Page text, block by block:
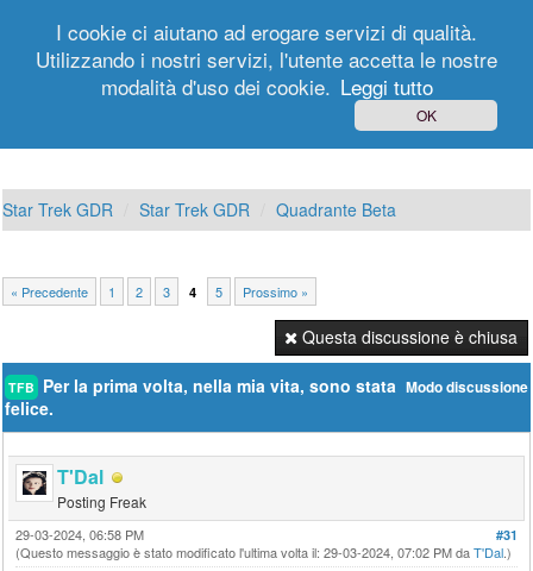
Registrati
Star Trek GDR Star Trek GDR Quadrante Beta
« Precedente 1 2 3 4 5 Prossimo »
Questa discussione è chiusa
Modo discussione
TFB Per la prima volta, nella mia vita, sono stata
felice.
T'Dal
Posting Freak
#31
29-03-2024, 06:58 PM
(Questo messaggio è stato modificato l'ultima volta il: 29-03-2024, 07:02 PM daT'Dal.)
I cookie ci aiutano ad erogare servizi di qualità.
Utilizzando i nostri servizi, l'utente accetta le nostre
modalità d'uso dei cookie. Leggi tutto
OK